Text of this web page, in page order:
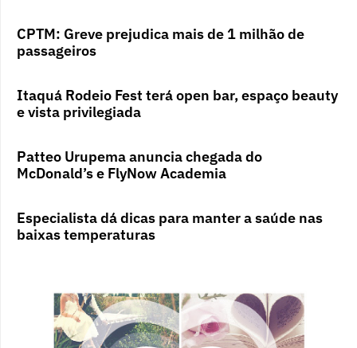
CPTM: Greve prejudica mais de 1 milhão de
passageiros
Itaquá Rodeio Fest terá open bar, espaço beauty
e vista privilegiada
Patteo Urupema anuncia chegada do
McDonald’s e FlyNow Academia
Especialista dá dicas para manter a saúde nas
baixas temperaturas